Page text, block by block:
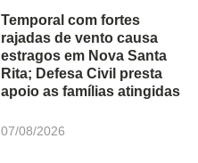
Temporal com fortes
rajadas de vento causa
estragos em Nova Santa
Rita; Defesa Civil presta
apoio as famílias atingidas
07/08/2026